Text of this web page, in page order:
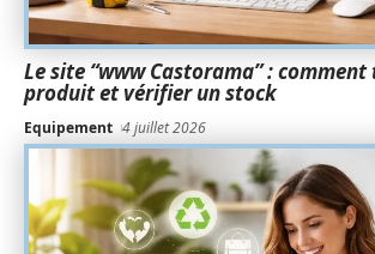
Le site “www Castorama” :
produit et vérifier un stock
Equipement 4 juillet 2026